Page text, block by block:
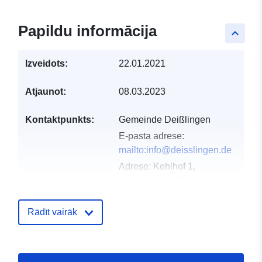
keyboard_arrow_up
Papildu informācija
Izveidots: 22.01.2021
Atjaunot: 08.03.2023
Kontaktpunkts:
Gemeinde Deißlingen
E-pasta adrese:
mailto:info@deisslingen.de
Adrese: Kehlhof 1,
Kataloga
Pievienots data.europa.eu: 21
Rādīt vairāk